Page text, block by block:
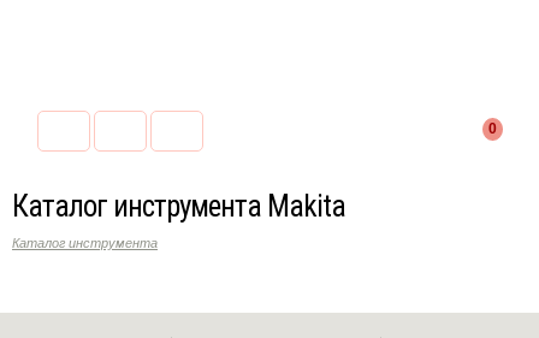
0
Каталог инструмента Makita
Каталог инструмента